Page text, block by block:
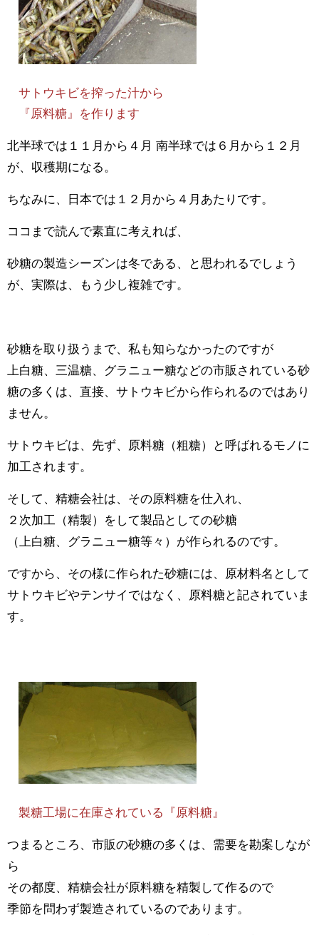
サトウキビを搾った汁から
『原料糖』を作ります
北半球では１１月から４月 南半球では６月から１２月
が、収穫期になる。
ちなみに、日本では１２月から４月あたりです。
ココまで読んで素直に考えれば、
砂糖の製造シーズンは冬である、と思われるでしょう
が、実際は、もう少し複雑です。
砂糖を取り扱うまで、私も知らなかったのですが
上白糖、三温糖、グラニュー糖などの市販されている砂
糖の多くは、直接、サトウキビから作られるのではあり
ません。
サトウキビは、先ず、原料糖（粗糖）と呼ばれるモノに
加工されます。
そして、精糖会社は、その原料糖を仕入れ、
２次加工（精製）をして製品としての砂糖
（上白糖、グラニュー糖等々）が作られるのです。
ですから、その様に作られた砂糖には、原材料名として
サトウキビやテンサイではなく、原料糖と記されていま
す。
製糖工場に在庫されている『原料糖』
つまるところ、市販の砂糖の多くは、需要を勘案しなが
ら
その都度、精糖会社が原料糖を精製して作るので
季節を問わず製造されているのであります。